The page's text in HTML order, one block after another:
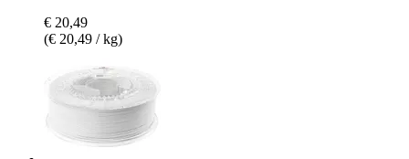
€ 20,49
(€ 20,49 / kg)